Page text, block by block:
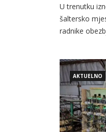
U trenutku
šaltersko
radnike
AKTUELNO